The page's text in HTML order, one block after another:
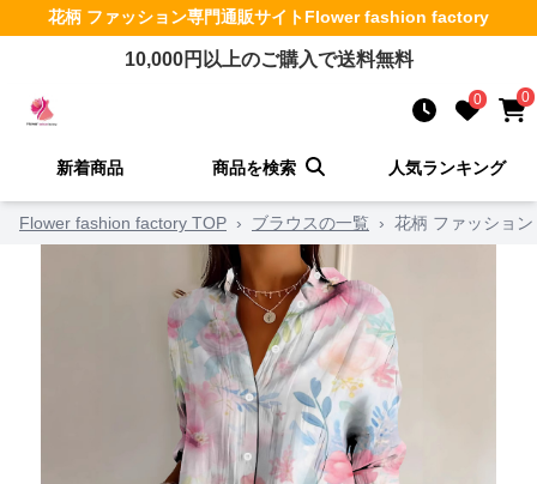
花柄 ファッション専門通販サイトFlower fashion factory
10,000円以上のご購入で送料無料
0 0
新着商品 商品を検索 人気ランキング
Flower fashion factory TOP › ブラウスの一覧 › 花柄 ファッショ